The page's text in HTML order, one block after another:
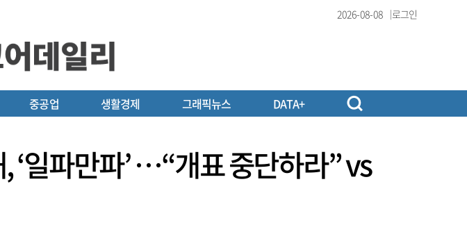
2026-08-08 로그인
중공업 생활경제 그래픽뉴스 DATA+
‘일파만파’ …“개표 중단하라” vs